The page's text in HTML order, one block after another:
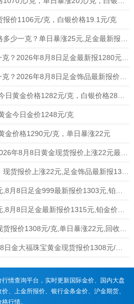
报价1106元/克，白银价格19.1元/克
金今日金价1248元/克
金价格1290元/克，单日暴涨22元
情查询平台，实时更新国际金价、国内大盘
、上金所报价、银行金条金价、沪金期货、
行情。